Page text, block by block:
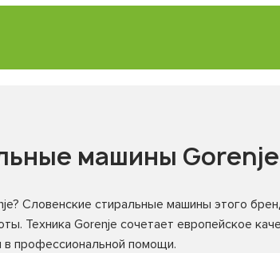
машины Gorenje
Словенские стиральные машины этого
Техника Gorenje сочетает европейское
профессиональной помощи.